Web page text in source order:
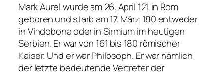
Mark Aurel wurde am 26. April 121 in Rom
geboren und starb am 17. März 180 entweder
in Vindobona oder in Sirmium im heutigen
Serbien. Er war von 161 bis 180 römischer
Kaiser. Und er war Philosoph. Er war nämlich
der letzte bedeutende Vertreter der